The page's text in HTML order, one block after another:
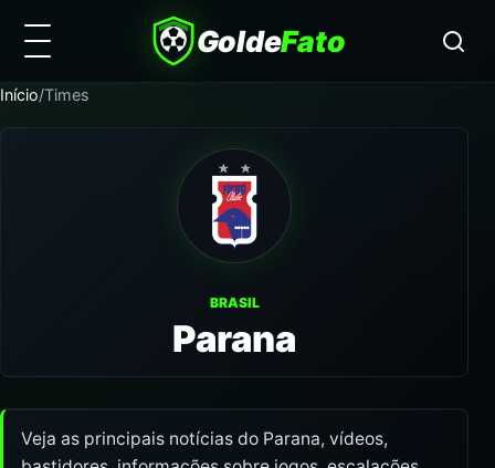
GoldeFato
Início/Times
BRASIL
Parana
Veja as principais notícias do Parana, vídeos,